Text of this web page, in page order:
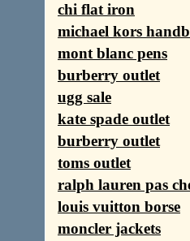
chi flat iron
michael kors
mont blanc pens
burberry outlet
ugg sale
kate spade outlet
burberry outlet
toms outlet
ralph lauren pas
louis vuitton borse
moncler jackets